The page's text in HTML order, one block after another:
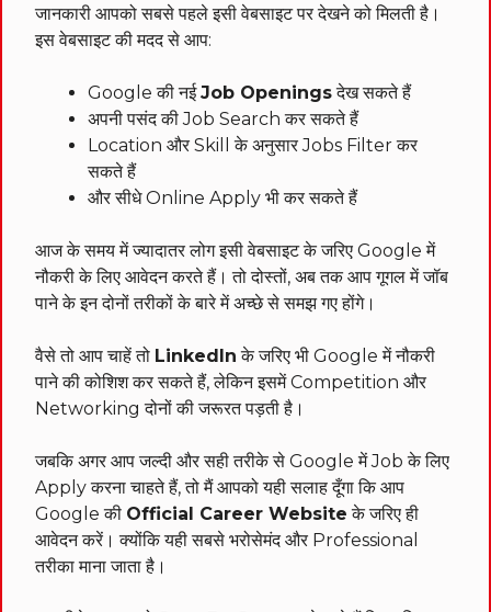
जानकारी आपको सबसे पहले इसी वेबसाइट पर देखने को मिलती है।
इस वेबसाइट की मदद से आप:
Google की नईJob Openingsदेख सकते हैं
अपनी पसंद की Job Search कर सकते हैं
Location और Skill के अनुसार Jobs Filter कर
सकते हैं
और सीधे Online Apply भी कर सकते हैं
आज के समय में ज्यादातर लोग इसी वेबसाइट के जरिए Google में
नौकरी के लिए आवेदन करते हैं। तो दोस्तों, अब तक आप गूगल में जॉब
पाने के इन दोनों तरीकों के बारे में अच्छे से समझ गए होंगे।
वैसे तो आप चाहें तो LinkedIn के जरिए भी Google में नौकरी
पाने की कोशिश कर सकते हैं, लेकिन इसमें Competition और
Networking दोनों की जरूरत पड़ती है।
जबकि अगर आप जल्दी और सही तरीके से Google में Job के लिए
Apply करना चाहते हैं, तो मैं आपको यही सलाह दूँगा कि आप
Google की Official Career Website के जरिए ही
आवेदन करें। क्योंकि यही सबसे भरोसेमंद और Professional
तरीका माना जाता है।